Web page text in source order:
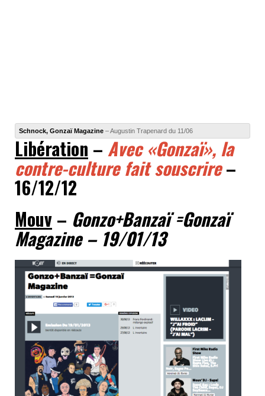
Schnock, Gonzaï Magazine – Augustin Trapenard du 11/06
Libération – Avec «Gonzaï», la
contre-culture fait souscrire–
16/12/12
Mouv – Gonzo+Banzaï =Gonzaï
Magazine – 19/01/13